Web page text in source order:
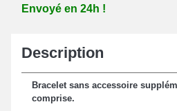
Envoyé en 24h !
Description
Bracelet sans accessoire
comprise.